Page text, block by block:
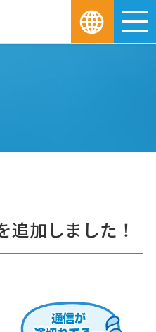
追加しました！